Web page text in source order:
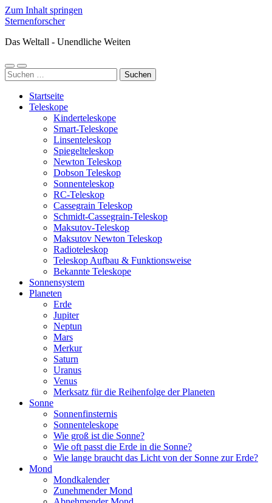
Zum Inhalt springen
Sternenforscher
Das Weltall - Unendliche Weiten
Mobile-
Menü
Suchfeld
ein-/ausblenden
Suchen
nach:
Startseite
Teleskope
Kinderteleskope
Smart-Teleskope
Linsenteleskop
Spiegelteleskop
Newton Teleskop
Dobson Teleskop
Sonnenteleskop
RC-Teleskop
Cassegrain Teleskop
Schmidt-Cassegrain-Teleskop
Maksutov-Teleskop
Maksutov Newton Teleskop
Radioteleskop
Teleskop Aufbau & Funktionsweise
Bekannte Teleskope
Sonnensystem
Planeten
Erde
Jupiter
Neptun
Mars
Merkur
Saturn
Uranus
Venus
Merksatz für die Reihenfolge der Planeten
Sonne
Sonnenfinsternis
Sonnenteleskope
Wie groß ist die Sonne?
Wie oft passt die Erde in die Sonne?
Wie lange braucht das Licht von der Sonne zur Erde?
Mond
Mondkalender
Zunehmender Mond